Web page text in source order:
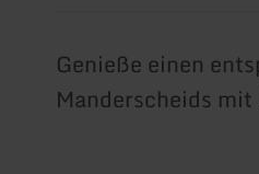
Genieße einen
Manderscheids